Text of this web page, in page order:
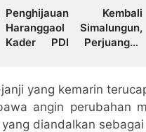
Penghijauan Kembali
Haranggaol Simalungun,
Kader PDI Perjuangan
janji yang kemarin
angin perubahan
diandalkan